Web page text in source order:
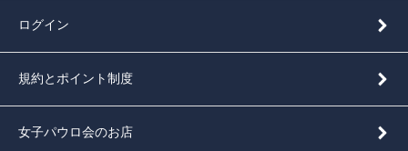
ログイン
規約とポイント制度
女子パウロ会のお店